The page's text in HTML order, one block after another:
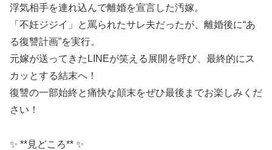
浮気相手を連れ込んで離婚を宣言した汚嫁。
「不妊ジジイ」と罵られたサレ夫だったが、離婚後に“あ
る復讐計画”を実行。
元嫁が送ってきたLINEが笑える展開を呼び、最終的にス
カッとする結末へ！
復讐の一部始終と痛快な顛末をぜひ最後までお楽しみくだ
さい！
✨ **見どころ** ✨